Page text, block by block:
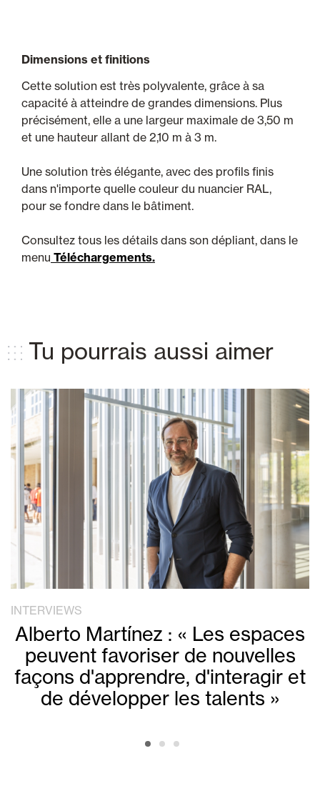
Dimensions et finitions
Cette solution est très polyvalente, grâce à sa
capacité à atteindre de grandes dimensions. Plus
précisément, elle a une largeur maximale de 3,50 m
et une hauteur allant de 2,10 m à 3 m.
Une solution très élégante, avec des profils finis
dans n'importe quelle couleur du nuancier RAL,
pour se fondre dans le bâtiment.
Consultez tous les détails dans son dépliant, dans le
menu Téléchargements.
Tu pourrais aussi aimer
INTERVIEWS
Alberto Martínez : « Les espaces
peuvent favoriser de nouvelles
façons d'apprendre, d'interagir et
de développer les talents »